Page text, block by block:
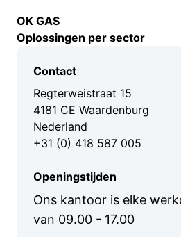
Contact
Regterweistraat 15
4181 CE Waardenburg
Nederland
+31 (0) 418 587 005
Openingstijden
Ons kantoor is elke
van 09.00 - 17.00
OK GAS
Contact
Over ons
Kenniscentrum
Oplossingen per sector
Logistiek en transport
Agrarische sector
Recreatie en horeca